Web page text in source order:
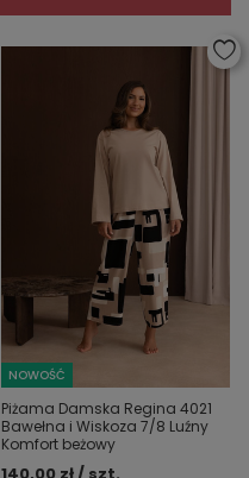
NOWOŚĆ
Piżama Damska Regina 4021
Bawełna i Wiskoza 7/8 Luźny
Komfort beżowy